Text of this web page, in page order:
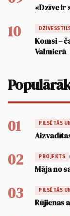
«Dzīve ir
10
Komsi –
Valmierā
01 PILSĒTĀS
02 PROJEKTS
Māja no
03 PILSĒTĀS
Rūjienas